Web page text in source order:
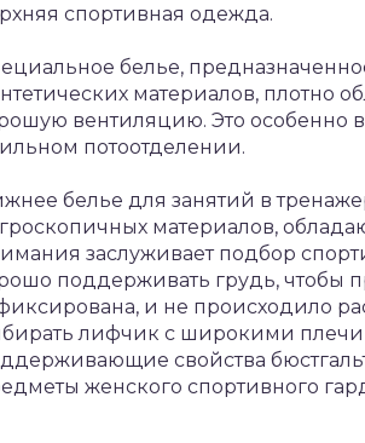
спортивная одежда.
белье,
материалов, плотно
вентиляцию. Это особенно
потоотделении.
белье для занятий в
материалов,
заслуживает подбор
поддерживать грудь, чтобы
и не происходило
лифчик с широкими
свойства
женского спортивного